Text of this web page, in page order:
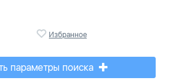
Избранное
параметры поиска